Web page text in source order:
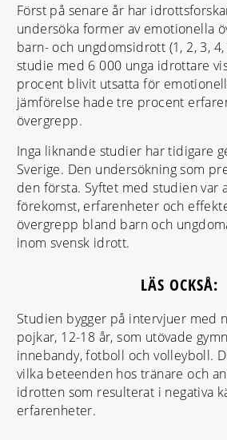
Först på senare år har
undersöka former av emotionella
barn- och ungdomsidrott (1, 2, 3,
studie med 6 000 unga idrottare
procent blivit utsatta för
jämförelse hade tre procent
övergrepp.
Inga liknande studier har tidigare
Sverige. Den undersökning som
den första. Syftet med studien var
förekomst, erfarenheter och
övergrepp bland barn och
inom svensk idrott.
LÄS OCKSÅ:
Studien bygger på intervjuer med
pojkar, 12-18 år, som utövade
innebandy, fotboll och volleyboll.
vilka beteenden hos tränare och
idrotten som resulterat i negativa
erfarenheter.